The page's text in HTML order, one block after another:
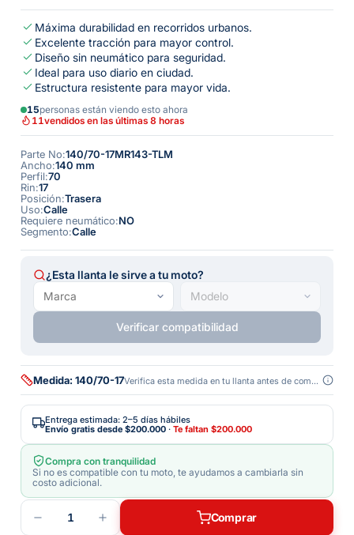
Máxima durabilidad en recorridos urbanos.
Excelente tracción para mayor control.
Diseño sin neumático para seguridad.
Ideal para uso diario en ciudad.
Estructura resistente para mayor vida.
15personas están viendo esto ahora
11vendidos en las últimas 8 horas
Parte No:140/70-17MR143-TLM
Ancho:140 mm
Perfil:70
Rin:17
Posición:Trasera
Uso:Calle
Requiere neumático:NO
Segmento:Calle
¿Esta llanta le sirve a tu moto?
Verificar compatibilidad
Medida: 140/70-17Verifica esta medida en tu llanta antes de comprar
Entrega estimada: 2–5 días hábiles
Envío gratis desde $200.000 · Te faltan $200.000
Compra con tranquilidad
Si no es compatible con tu moto, te ayudamos a cambiarla sin
costo adicional.
1 Comprar